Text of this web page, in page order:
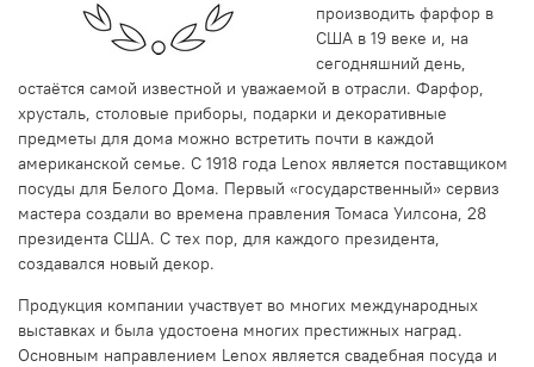
производить фарфор в
США в 19 веке и, на
сегодняшний день,
остаётся самой известной и уважаемой в отрасли. Фарфор,
хрусталь, столовые приборы, подарки и декоративные
предметы для дома можно встретить почти в каждой
американской семье. С 1918 года Lenox является поставщиком
посуды для Белого Дома. Первый «государственный» сервиз
мастера создали во времена правления Томаса Уилсона, 28
президента США. С тех пор, для каждого президента,
создавался новый декор.
Продукция компании участвует во многих международных
выставках и была удостоена многих престижных наград.
Основным направлением Lenox является свадебная посуда и